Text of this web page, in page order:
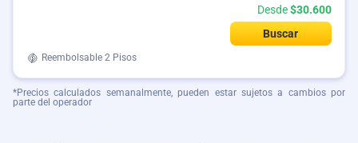
Desde$30.600
Buscar
Reembolsable 2 Pisos
*Precios calculados semanalmente, pueden estar sujetos a cambios por
parte del operador